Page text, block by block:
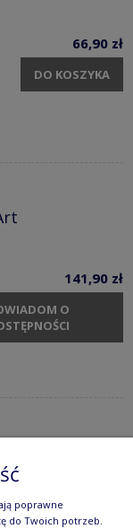
66,90 zł
DO KOSZYKA
141,90 zł
O
poprawne
do Twoich potrzeb.